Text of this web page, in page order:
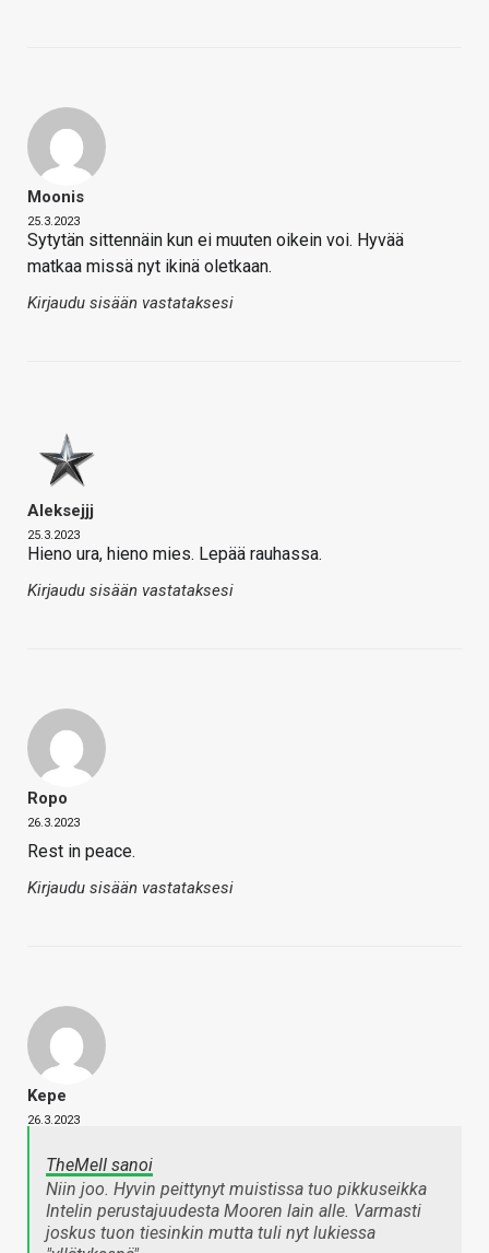
Moonis
25.3.2023
Sytytän sitten️näin kun ei muuten oikein voi. Hyvää
matkaa missä nyt ikinä oletkaan.
Kirjaudu sisään vastataksesi
Aleksejjj
25.3.2023
Hieno ura, hieno mies. Lepää rauhassa.
Kirjaudu sisään vastataksesi
Ropo
26.3.2023
Rest in peace.
Kirjaudu sisään vastataksesi
Kepe
26.3.2023
TheMeII sanoi
Niin joo. Hyvin peittynyt muistissa tuo pikkuseikka
Intelin perustajuudesta Mooren lain alle. Varmasti
joskus tuon tiesinkin mutta tuli nyt lukiessa